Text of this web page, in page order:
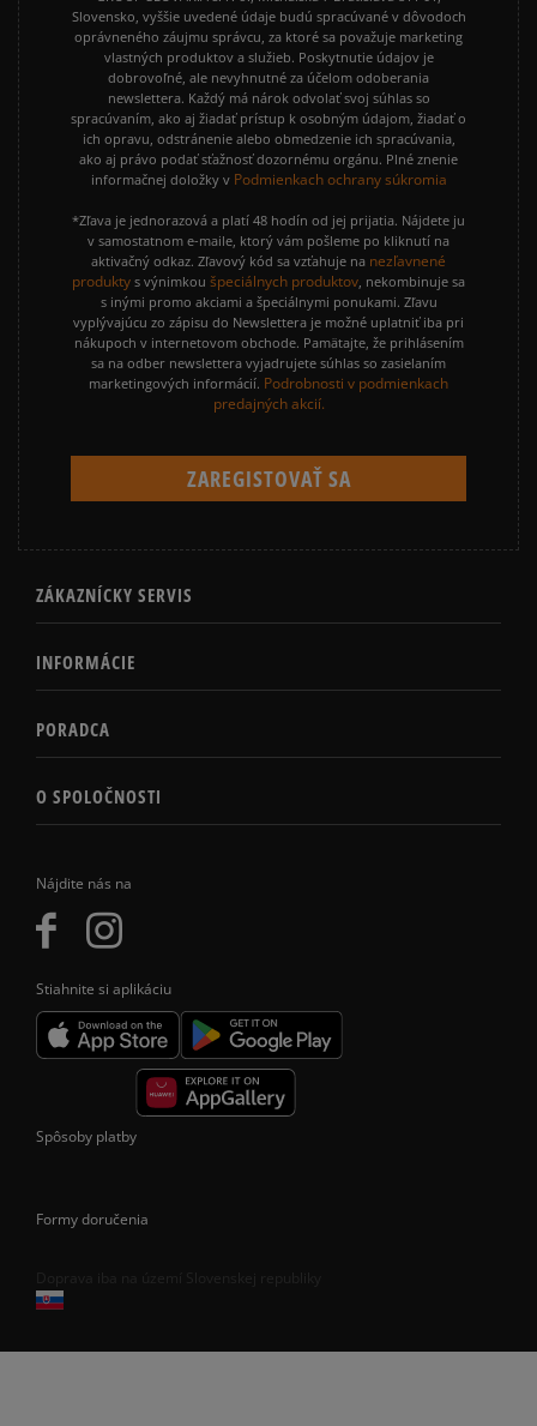
Nájdite nás na
Stiahnite si aplikáciu
Slovensko, vyššie uvedené údaje budú spracúvané v dôvodoch
oprávneného záujmu správcu, za ktoré sa považuje marketing
vlastných produktov a služieb. Poskytnutie údajov je
dobrovoľné, ale nevyhnutné za účelom odoberania
newslettera. Každý má nárok odvolať svoj súhlas so
spracúvaním, ako aj žiadať prístup k osobným údajom, žiadať o
ich opravu, odstránenie alebo obmedzenie ich spracúvania,
ako aj právo podať sťažnosť dozornému orgánu. Plné znenie
informačnej doložky v Podmienkach ochrany súkromia
*Zľava je jednorazová a platí 48 hodín od jej prijatia. Nájdete ju
v samostatnom e-maile, ktorý vám pošleme po kliknutí na
aktivačný odkaz. Zľavový kód sa vzťahuje na nezľavnené
produkty s výnimkou špeciálnych produktov, nekombinuje sa
s inými promo akciami a špeciálnymi ponukami. Zľavu
vyplývajúcu zo zápisu do Newslettera je možné uplatniť iba pri
nákupoch v internetovom obchode. Pamätajte, že prihlásením
sa na odber newslettera vyjadrujete súhlas so zasielaním
marketingových informácií. Podrobnosti v podmienkach
predajných akcií.
ZÁKAZNÍCKY SERVIS
INFORMÁCIE
PORADCA
O SPOLOČNOSTI
Spôsoby platby
Formy doručenia